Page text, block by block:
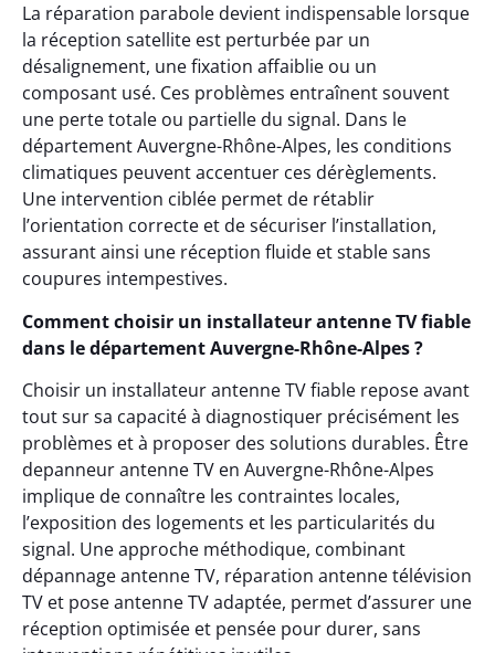
La réparation parabole devient indispensable lorsque
la réception satellite est perturbée par un
désalignement, une fixation affaiblie ou un
composant usé. Ces problèmes entraînent souvent
une perte totale ou partielle du signal. Dans le
département Auvergne-Rhône-Alpes, les conditions
climatiques peuvent accentuer ces dérèglements.
Une intervention ciblée permet de rétablir
l’orientation correcte et de sécuriser l’installation,
assurant ainsi une réception fluide et stable sans
coupures intempestives.
Comment choisir un installateur antenne TV fiable
dans le département Auvergne-Rhône-Alpes ?
Choisir un installateur antenne TV fiable repose avant
tout sur sa capacité à diagnostiquer précisément les
problèmes et à proposer des solutions durables. Être
depanneur antenne TV en Auvergne-Rhône-Alpes
implique de connaître les contraintes locales,
l’exposition des logements et les particularités du
signal. Une approche méthodique, combinant
dépannage antenne TV, réparation antenne télévision
TV et pose antenne TV adaptée, permet d’assurer une
réception optimisée et pensée pour durer, sans